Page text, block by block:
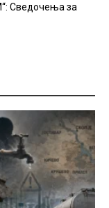
Сведочења за